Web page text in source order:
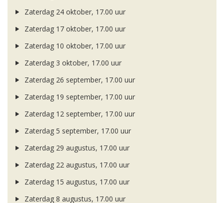
Zaterdag 24 oktober, 17.00 uur
Zaterdag 17 oktober, 17.00 uur
Zaterdag 10 oktober, 17.00 uur
Zaterdag 3 oktober, 17.00 uur
Zaterdag 26 september, 17.00 uur
Zaterdag 19 september, 17.00 uur
Zaterdag 12 september, 17.00 uur
Zaterdag 5 september, 17.00 uur
Zaterdag 29 augustus, 17.00 uur
Zaterdag 22 augustus, 17.00 uur
Zaterdag 15 augustus, 17.00 uur
Zaterdag 8 augustus, 17.00 uur